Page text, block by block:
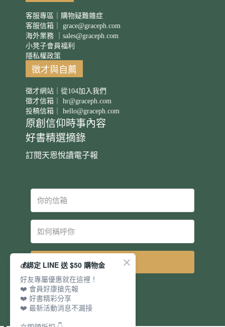
客服專區｜購物疑難雜症
客服信箱｜ grace@graceph.com
海外業務 ｜ sales@graceph.com
小凳子會員福利
隱私權政策
徵才與自薦
徵才網站｜從104加入我們
徵才信箱｜ hr@graceph.com
投稿信箱｜ hello@graceph.com
原創信仰時事內容
好書精選摘錄
訂閱天恩悅讀電子報
立即訂閱
💰綁定 LINE 送 $50 購物金
好友專屬優惠就在這裡！
❤️ 會員好康搶先報
❤️ 好書精彩分享
❤️ 最新活動消息不漏接